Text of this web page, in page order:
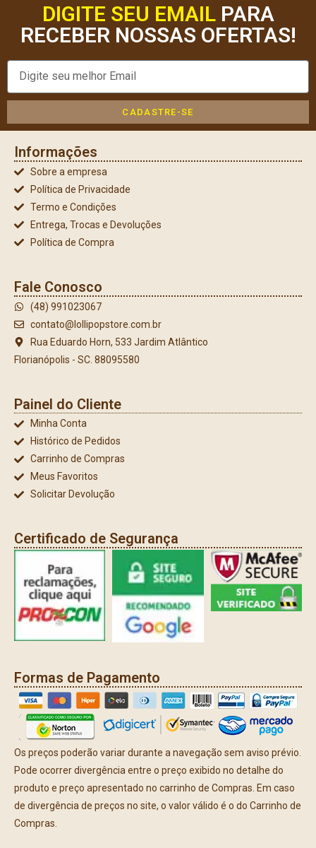
DIGITE SEU EMAILPARA
RECEBER NOSSAS OFERTAS!
CADASTRE-SE
Informações
Sobre a empresa
Política de Privacidade
Termo e Condições
Entrega, Trocas e Devoluções
Política de Compra
Fale Conosco
(48) 991023067
contato@lollipopstore.com.br
Rua Eduardo Horn, 533 Jardim Atlântico
Florianópolis - SC. 88095580
Painel do Cliente
Minha Conta
Histórico de Pedidos
Carrinho de Compras
Meus Favoritos
Solicitar Devolução
Certificado de Segurança
Formas de Pagamento
Os preços poderão variar durante a navegação sem aviso prévio.
Pode ocorrer divergência entre o preço exibido no detalhe do
produto e preço apresentado no carrinho de Compras. Em caso
de divergência de preços no site, o valor válido é o do Carrinho de
Compras.